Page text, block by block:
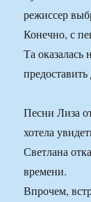
режиссер
Конечно, с
Та оказалась
Песни Лиза
хотела
Светлана
времени.
Впрочем,